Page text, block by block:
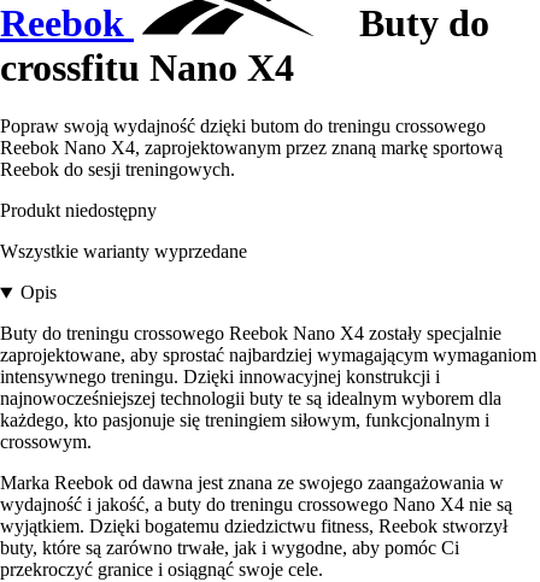
Reebok
Buty do
crossfitu Nano X4
Popraw swoją wydajność dzięki butom do treningu crossowego
Reebok Nano X4, zaprojektowanym przez znaną markę sportową
Reebok do sesji treningowych.
Produkt niedostępny
Wszystkie warianty wyprzedane
Opis
Buty do treningu crossowego Reebok Nano X4 zostały specjalnie
zaprojektowane, aby sprostać najbardziej wymagającym wymaganiom
intensywnego treningu. Dzięki innowacyjnej konstrukcji i
najnowocześniejszej technologii buty te są idealnym wyborem dla
każdego, kto pasjonuje się treningiem siłowym, funkcjonalnym i
crossowym.
Marka Reebok od dawna jest znana ze swojego zaangażowania w
wydajność i jakość, a buty do treningu crossowego Nano X4 nie są
wyjątkiem. Dzięki bogatemu dziedzictwu fitness, Reebok stworzył
buty, które są zarówno trwałe, jak i wygodne, aby pomóc Ci
przekroczyć granice i osiągnąć swoje cele.